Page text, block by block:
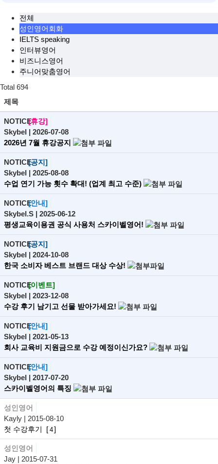
전체
성인영어회화
IELTS speaking
인터뷰영어
비즈니스영어
주니어맞춤영어
Total 694
제목
NOTICE[휴강]
Skybel | 2026-07-08
2026년 7월 휴강공지
NOTICE[공지]
Skybel | 2025-08-08
수업 연기 가능 횟수 확대! (업계 최고 수준)
NOTICE[안내]
Skybel.S | 2025-06-12
평생교육이용권 공식 사용처 스카이벨영어!
NOTICE[공지]
Skybel | 2024-10-08
한국 소비자 베스트 브랜드 대상 수상!
NOTICE[이벤트]
Skybel | 2023-12-08
수강 후기 남기고 선물 받아가세요!
NOTICE[안내]
Skybel | 2021-05-13
회사 교육비 지원금으로 수강 예정이신가요?
NOTICE[안내]
Skybel | 2017-07-20
스카이벨영어의 특징
성인영어
Kayly | 2015-08-10
첫 수강후기
[ 4]
성인영어
Jay | 2015-07-31